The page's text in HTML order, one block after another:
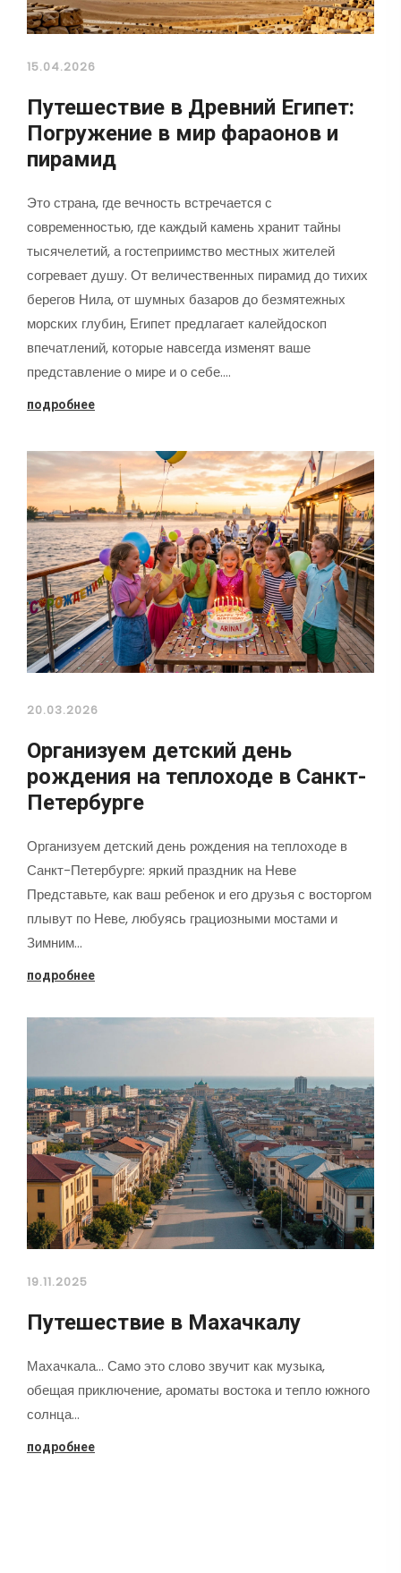
15.04.2026
Путешествие в Древний Египет:
Погружение в мир фараонов и
пирамид
Это страна, где вечность встречается с
современностью, где каждый камень хранит тайны
тысячелетий, а гостеприимство местных жителей
согревает душу. От величественных пирамид до тихих
берегов Нила, от шумных базаров до безмятежных
морских глубин, Египет предлагает калейдоскоп
впечатлений, которые навсегда изменят ваше
представление о мире и о себе.…
подробнее
20.03.2026
Организуем детский день
рождения на теплоходе в Санкт-
Петербурге
Организуем детский день рождения на теплоходе в
Санкт-Петербурге: яркий праздник на Неве
Представьте, как ваш ребенок и его друзья с восторгом
плывут по Неве, любуясь грациозными мостами и
Зимним…
подробнее
19.11.2025
Путешествие в Махачкалу
Махачкала... Само это слово звучит как музыка,
обещая приключение, ароматы востока и тепло южного
солнца…
подробнее